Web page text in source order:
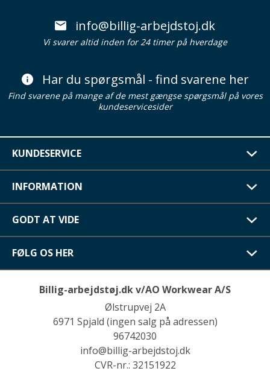
info@billig-arbejdstoj.dk
Vi svarer altid inden for 24 timer på hverdage
Har du spørgsmål - find svarene her
Find svarene på mange af de mest gængse spørgsmål på vores
kundeservicesider
KUNDESERVICE
INFORMATION
GODT AT VIDE
FØLG OS HER
Billig-arbejdstøj.dk v/AO Workwear A/S
Ølstrupvej 2A
6971 Spjald (ingen salg på adressen)
96742030
info@billig-arbejdstoj.dk
CVR-nr.: 32151922